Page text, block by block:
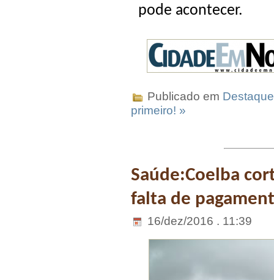
pode acontecer.
Publicado em
primeiro! »
Saúde:Coelba
falta de
16/dez/2016 . 11:39